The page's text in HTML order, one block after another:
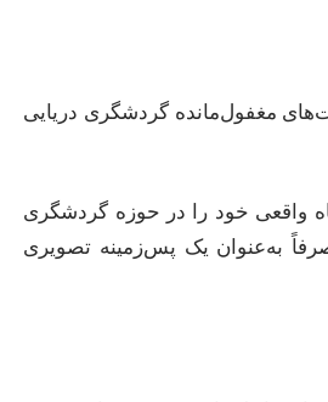
مغفول‌مانده گردشگری دریایی
واقعی خود را در حوزه گردشگری
به‌عنوان یک پس‌زمینه تصویری